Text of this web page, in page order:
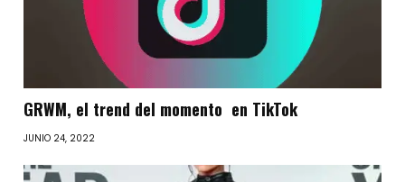
GRWM, el trend del momento en TikTok
JUNIO 24, 2022